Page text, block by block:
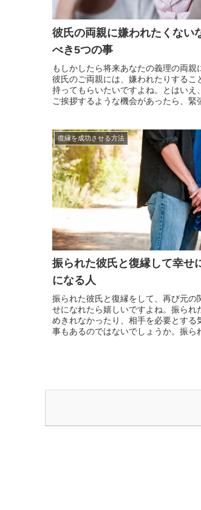
彼氏の両親に嫌われたくない
べき5つの事
もしかしたら将来あなたの義理の両親
彼氏のご両親には、嫌われたりするこ
持ってもらいたいですよね。とはいえ
ご挨拶するような機会があったら、緊
ないため...
復縁を成功させる方法
振られた彼氏と復縁して幸せ
になる人
振られた彼氏と復縁をして、再び元の
せになれたら嬉しいですよね。振られ
めきれなかったり、相手を必要とする
事もあるのではないでしょうか。振ら